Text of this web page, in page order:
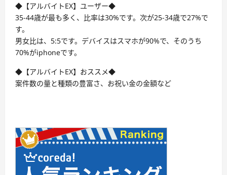
◆【アルバイトEX】ユーザー◆
35-44歳が最も多く、比率は30%です。次が25-34歳で27%で
す。
男女比は、5:5です。デバイスはスマホが90%で、そのうち
70%がiphoneです。
◆【アルバイトEX】おススメ◆
案件数の量と種類の豊富さ、お祝い金の金額など